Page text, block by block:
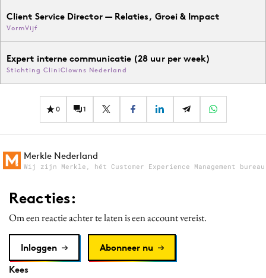
Client Service Director — Relaties, Groei & Impact
VormVijf
Expert interne communicatie (28 uur per week)
Stichting CliniClowns Nederland
0 1
Merkle Nederland
Wij zijn Merkle, hét Customer Experience Management bureau
Reacties:
Om een reactie achter te laten is een account vereist.
Inloggen
Abonneer nu
Kees